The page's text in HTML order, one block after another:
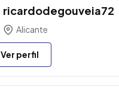
ricardodegouveia72
Alicante
Ver perfil